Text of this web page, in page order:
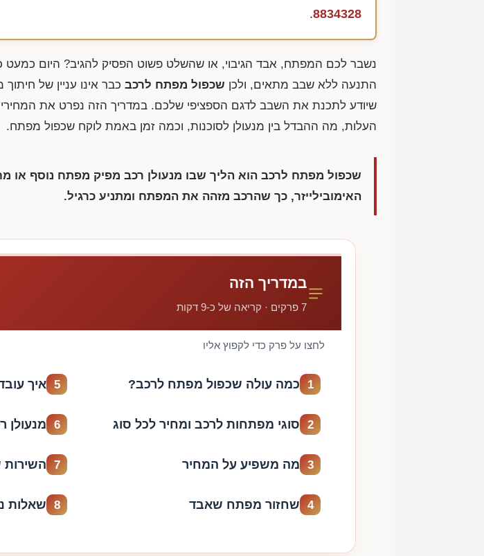
8834328
.
נשבר לכם המפתח, אבד הגיבוי, או שהשלט פשוט הפסיק להגיב? היום כמעט
התנעה ללא שבב מתאים, ולכן שכפול מפתח לרכב כבר אינו עניין של
שיודע לתכנת את השבב לדגם הספציפי שלכם. במדריך הזה נפרט את
העלות, מה ההבדל בין מנעולן לסוכנות, וכמה זמן באמת לוקח שכפול מפתח.
שכפול מפתח לרכב הוא הליך שבו מנעולן רכב מפיק מפתח נוסף
האימובילייזר, כך שהרכב מזהה את המפתח ומתניע כרגיל.
במדריך הזה
7 פרקים · קריאה של כ-9 דקות
לחצו על פרק כדי לקפוץ אליו
1 כמה עולה שכפול מפתח לרכב?
2 סוגי מפתחות לרכב ומחיר לכל סוג
3 מה משפיע על המחיר
4 שחזור מפתח שאבד
5 איך
6 מנעולן
7 השירות
8 שאלות